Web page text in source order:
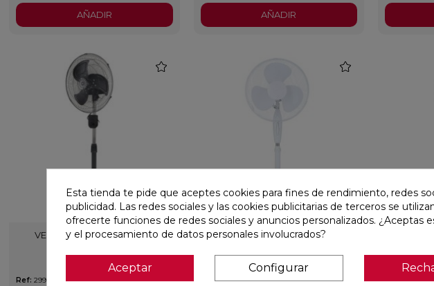
AÑADIR AÑADIR
VENTILADOR DE PIE 100 W
Ref: 29933811
favorite
Entrega Inmediata
VENTILADOR DE PIE 45 W
Ref: 29931515 Ref: 29073350
Esta tienda te pide que aceptes cookies para fines de rendimiento, redes
publicidad. Las redes sociales y las cookies publicitarias de terceros se
ofrecerte funciones de redes sociales y anuncios personalizados. ¿Aceptas
y el procesamiento de datos personales involucrados?
Aceptar Configurar